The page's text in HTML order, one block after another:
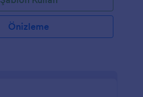
Önizleme